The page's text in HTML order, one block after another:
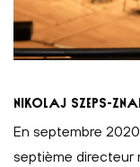
Nikolaj Szeps-
En septembre
septième directeur